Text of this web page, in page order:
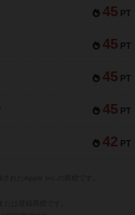
45 PT
45 PT
45 PT
45 PT
42 PT